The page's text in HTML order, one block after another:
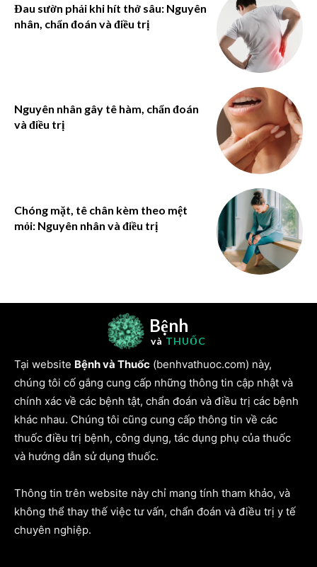
Đau sườn phải khi hít thở sâu: Nguyên
nhân, chẩn đoán và điều trị
Nguyên nhân gây tê hàm, chẩn đoán
và điều trị
Chóng mặt, tê chân kèm theo mệt
mỏi: Nguyên nhân và điều trị
Bệnh
và THUỐC
Tại website Bệnh và Thuốc (benhvathuoc.com) này,
chúng tôi cố gắng cung cấp những thông tin cập nhật và
chính xác về các bệnh tật, chẩn đoán và điều trị các bệnh
khác nhau. Chúng tôi cũng cung cấp thông tin về các
thuốc điều trị bệnh, công dụng, tác dụng phụ của thuốc
và hướng dẫn sử dụng thuốc.
Thông tin trên website này chỉ mang tính tham khảo, và
không thể thay thế việc tư vấn, chẩn đoán và điều trị y tế
chuyên nghiệp.